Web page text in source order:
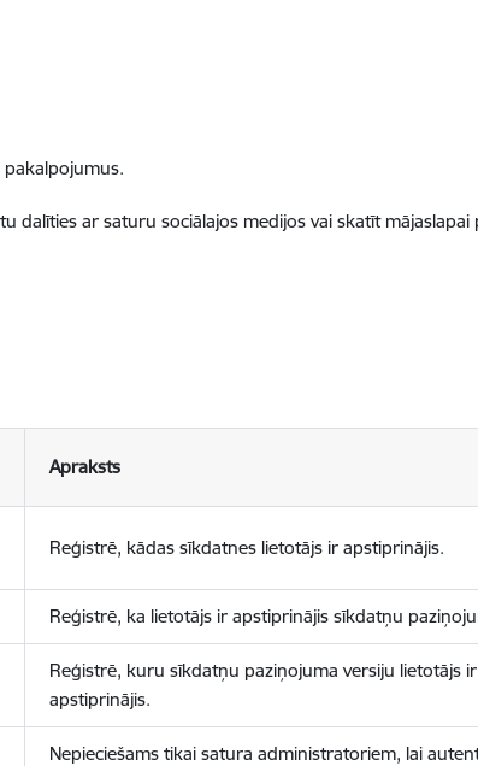
dalīties ar saturu sociālajos medijos vai skatīt
Apraksts
Reģistrē, kādas sīkdatnes lietotājs ir apstiprinājis.
Reģistrē, ka lietotājs ir apstiprinājis sīkdatņu
Reģistrē, kuru sīkdatņu paziņojuma versiju lietotājs ir
apstiprinājis.
Nepieciešams tikai satura administratoriem, lai